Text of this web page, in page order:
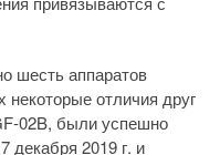
шесть аппаратов
отличия друг
02B, были успешно
декабря 2019 г. и